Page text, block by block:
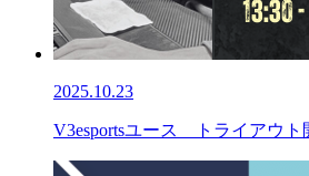
2025.10.23
V3esportsユース トライアウト